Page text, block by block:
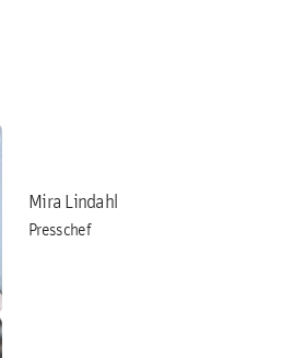
Mira Lindahl
Presschef